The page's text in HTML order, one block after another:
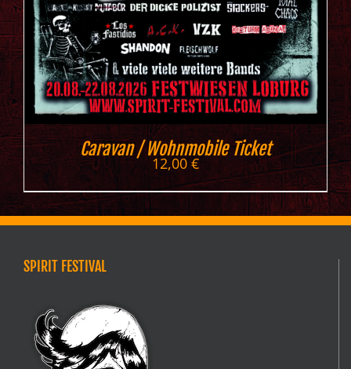
Caravan / Wohnmobile Ticket
12,00 €
SPIRIT FESTIVAL